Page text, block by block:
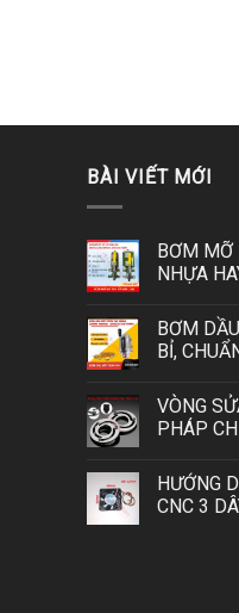
BÀI VIẾT MỚI
BƠM MỠ
NHỰA
BƠM
BỈ,
VÒNG
PHÁP
HƯỚNG
CNC 3